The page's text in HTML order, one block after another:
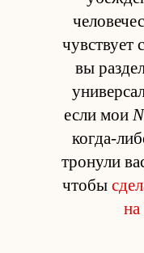
чувствует
вы
если мои
когда-
тронули
чтобы